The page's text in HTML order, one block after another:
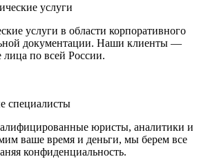
услуги
услуги в области корпоративного
документации. Наши клиенты —
по всей России.
специалисты
юристы, аналитики и
ваше время и деньги, мы берем все
конфиденциальность.